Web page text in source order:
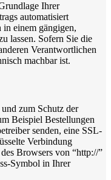
Ihrer
automatisiert
in einem gängigen,
lassen. Sofern Sie die
Verantwortlichen
machbar ist.
zum Schutz der
Beispiel Bestellungen
senden, eine SSL-
Verbindung
Browsers von “http://”
Symbol in Ihrer